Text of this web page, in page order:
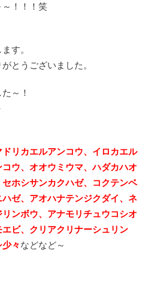
！！！笑
す。
とうございました。
～！
リカエルアンコウ、イロカエル
ウ、オオウミウマ、ハダカハオ
ホシサンカクハゼ、コクテンベ
ゼ、 アオハナテンジクダイ、ネ
ンボウ、アナモリチュウコシオ
ビ、クリアクリナーシュリン
々などなど～